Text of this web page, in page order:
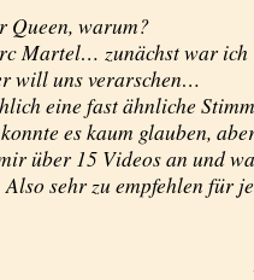
Queen, warum?
Martel… zunächst war ich
will uns verarschen…
eine fast ähnliche
es kaum glauben,
über 15 Videos an und
sehr zu empfehlen für